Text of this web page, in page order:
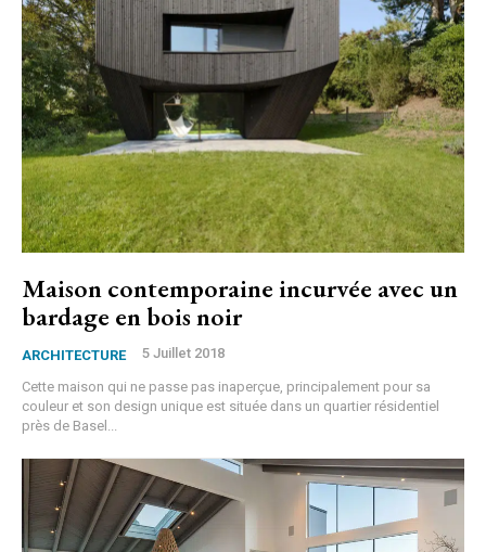
Maison contemporaine incurvée avec un
bardage en bois noir
ARCHITECTURE 5 Juillet 2018
Cette maison qui ne passe pas inaperçue, principalement pour sa
couleur et son design unique est située dans un quartier résidentiel
près de Basel...